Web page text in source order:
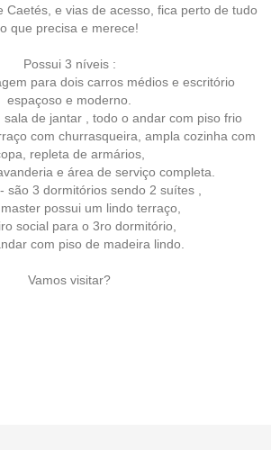
Caetés, e vias de acesso, fica perto de tudo
o que precisa e merece!
Possui 3 níveis :
para dois carros médios e escritório
espaçoso e moderno.
de jantar , todo o andar com piso frio
com churrasqueira, ampla cozinha com
repleta de armários,
e área de serviço completa.
são 3 dormitórios sendo 2 suítes ,
possui um lindo terraço,
social para o 3ro dormitório,
com piso de madeira lindo.
Vamos visitar?